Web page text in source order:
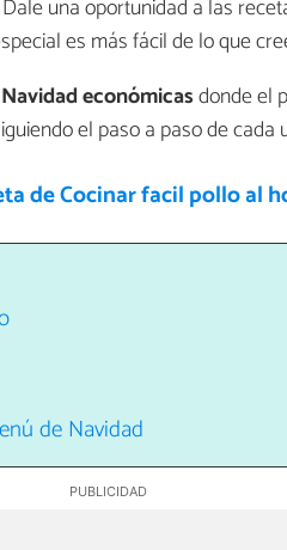
una oportunidad a las
es más fácil de lo que
económicasdonde el
el paso a paso de cada
de Cocinar facil pollo al
de Navidad